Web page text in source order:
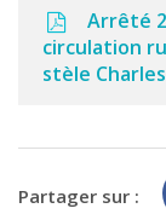
Arrêté
circulation
stèle Charles
Partager sur :